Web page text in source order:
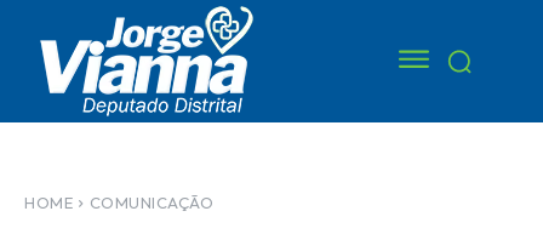
HOME COMUNICAÇÃO